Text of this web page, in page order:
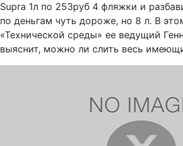
Supra 1л по 253руб 4 фляжки и
по деньгам чуть дороже, но 8 л. В
«Технической среды» ее ведущий
выяснит, можно ли слить весь